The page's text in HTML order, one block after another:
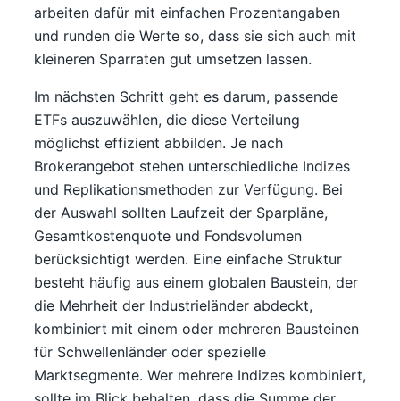
arbeiten dafür mit einfachen Prozentangaben
und runden die Werte so, dass sie sich auch mit
kleineren Sparraten gut umsetzen lassen.
Im nächsten Schritt geht es darum, passende
ETFs auszuwählen, die diese Verteilung
möglichst effizient abbilden. Je nach
Brokerangebot stehen unterschiedliche Indizes
und Replikationsmethoden zur Verfügung. Bei
der Auswahl sollten Laufzeit der Sparpläne,
Gesamtkostenquote und Fondsvolumen
berücksichtigt werden. Eine einfache Struktur
besteht häufig aus einem globalen Baustein, der
die Mehrheit der Industrieländer abdeckt,
kombiniert mit einem oder mehreren Bausteinen
für Schwellenländer oder spezielle
Marktsegmente. Wer mehrere Indizes kombiniert,